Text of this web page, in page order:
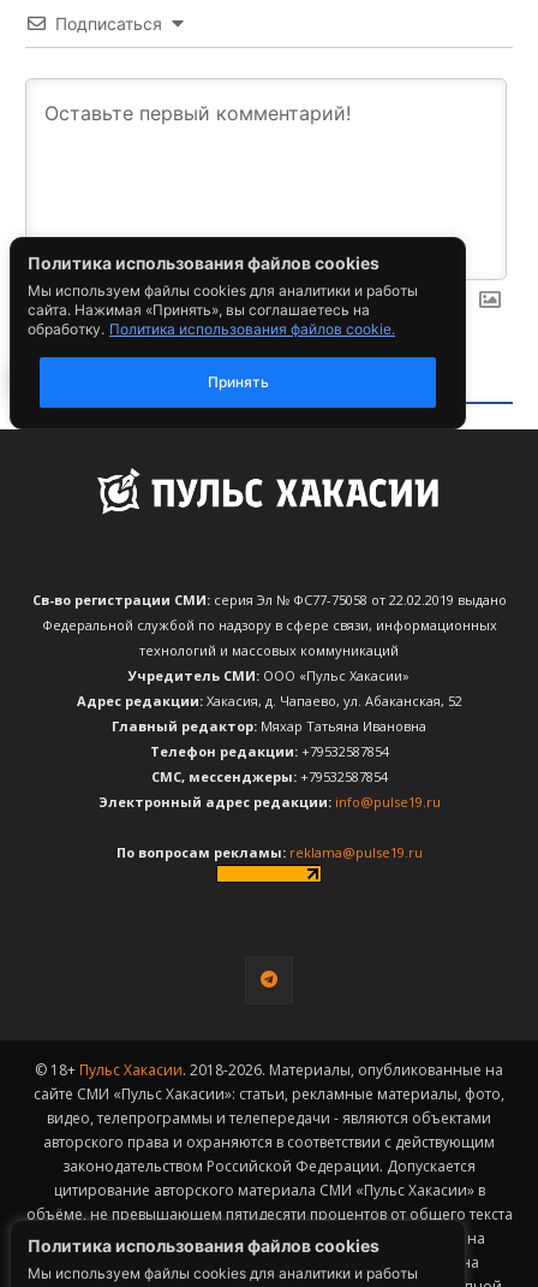
Политика использования файлов cookies
Мы используем файлы cookies для аналитики и работы
Св-во регистрации СМИ:серия Эл № ФС77-75058 от 22.02.2019 выдано
Федеральной службой по надзору в сфере связи, информационных
технологий и массовых коммуникаций
Учредитель СМИ: ООО «Пульс Хакасии»
Адрес редакции:Хакасия, д. Чапаево, ул. Абаканская, 52
Главный редактор: Мяхар Татьяна Ивановна
Телефон редакции:+79532587854
CМС, мессенджеры:+79532587854
Электронный адрес редакции: info@pulse19.ru
По вопросам рекламы: reklama@pulse19.ru
© 18+ Пульс Хакасии. 2018-2026. Материалы, опубликованные на
сайте СМИ «Пульс Хакасии»: статьи, рекламные материалы, фото,
видео, телепрограммы и телепередачи - являются объектами
авторского права и охраняются в соответствии с действующим
законодательством Российской Федерации. Допускается
цитирование авторского материала СМИ «Пульс Хакасии» в
объёме, не превышающем пятидесяти процентов от общего текста
публикации с обязательным размещением гиперссылки на
страницу заимствования материала. Гиперссылка должна